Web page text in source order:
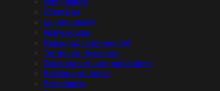
Clientèles
La périnatalité
Notre équipe
Rejoignez notre équipe!
Territoires desservis
Donateurs et commanditaires
Bailleurs de fonds
Partenaires